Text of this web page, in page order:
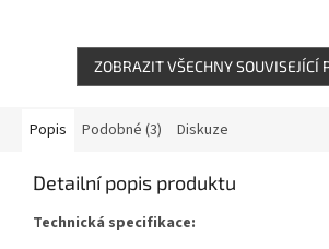
ZOBRAZIT VŠECHNY SOUVISEJÍCÍ
Popis Podobné (3) Diskuze
Detailní popis produktu
Technická specifikace: